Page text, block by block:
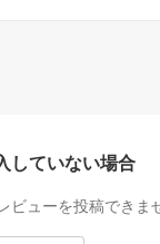
していない場合
ビューを投稿できま